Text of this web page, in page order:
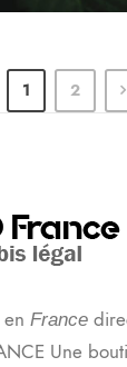
1 2
en France
Une